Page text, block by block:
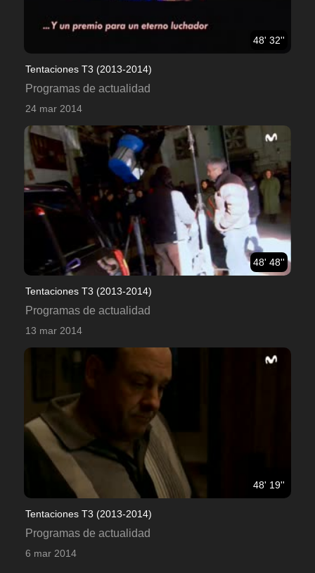
48' 32''
Tentaciones T3 (2013-2014)
Programas de actualidad
24 mar 2014
48' 48''
Tentaciones T3 (2013-2014)
Programas de actualidad
13 mar 2014
48' 19''
Tentaciones T3 (2013-2014)
Programas de actualidad
6 mar 2014